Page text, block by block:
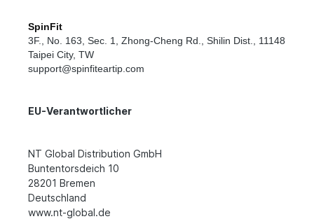
SpinFit
3F., No. 163, Sec. 1, Zhong-Cheng Rd., Shilin Dist., 11148
Taipei City, TW
support@spinfiteartip.com
EU-Verantwortlicher
NT Global Distribution GmbH
Buntentorsdeich 10
28201 Bremen
Deutschland
www.nt-global.de